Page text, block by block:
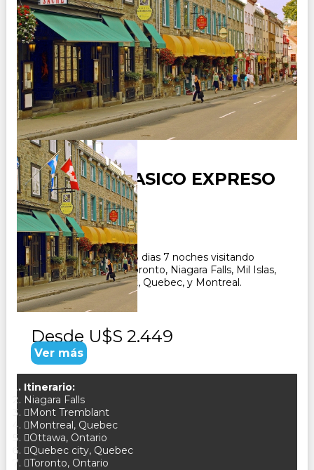
CANADA CLASICO EXPRESO
Duración:
8Días7Noches
Paquete Turistico de 8 dias 7 noches visitando
Canada, recorriendo Toronto, Niagara Falls, Mil Islas,
Ottawa, Mt.Tremblant, Quebec, y Montreal.
CONSULTAR
Desde U$S 2.449
Ver más
Itinerario:
Niagara Falls
Mont Tremblant
Montreal, Quebec
Ottawa, Ontario
Quebec city, Quebec
Toronto, Ontario